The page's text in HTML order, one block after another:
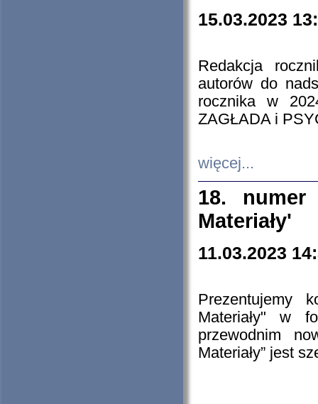
15.03.2023
Redakcja
autorów do
rocznika w
ZAGŁADA i
więcej...
18. numer
Materiały'
11.03.2023
Prezentujemy
Materiały" w
przewodnim
Materiały” jest